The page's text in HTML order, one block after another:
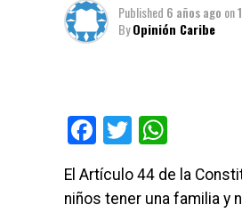
Published 6 años ago on
ByOpinión Caribe
Facebook
Twitter
El Artículo 44 de la
niños tener una familia y